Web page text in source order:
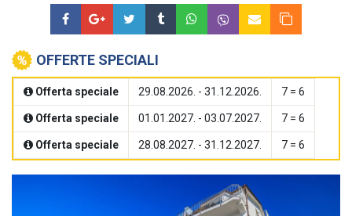
OFFERTE SPECIALI
Offerta speciale 29.08.2026. - 31.12.2026. 7 = 6
Offerta speciale 01.01.2027. - 03.07.2027. 7 = 6
Offerta speciale 28.08.2027. - 31.12.2027. 7 = 6